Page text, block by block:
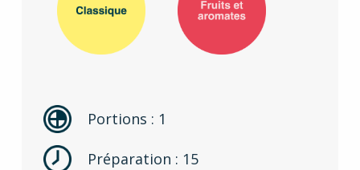
Portions : 1
Préparation : 15